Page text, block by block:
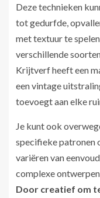
Deze technieken
tot gedurfde,
met textuur te
verschillende
Krijtverf heeft een
een vintage
toevoegt aan elke
Je kunt ook
specifieke patronen
variëren van
complexe
Door creatief om